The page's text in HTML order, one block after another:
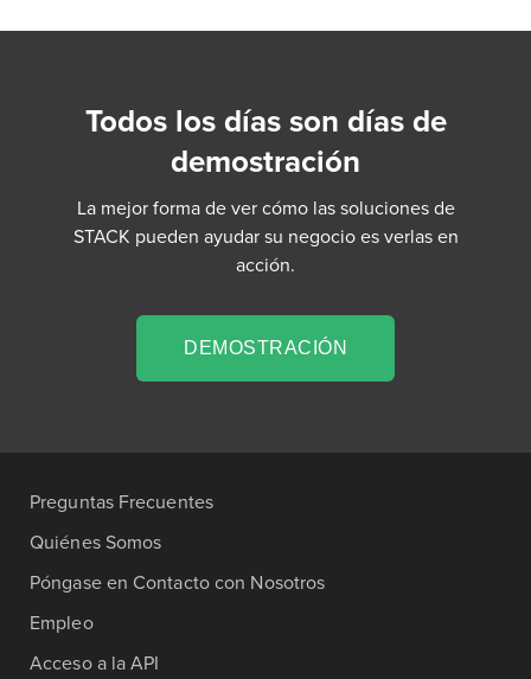
Todos los días son días de
demostración
La mejor forma de ver cómo las soluciones de
STACK pueden ayudar su negocio es verlas en
acción.
DEMOSTRACIÓN
Preguntas Frecuentes
Quiénes Somos
Póngase en Contacto con Nosotros
Empleo
Acceso a la API